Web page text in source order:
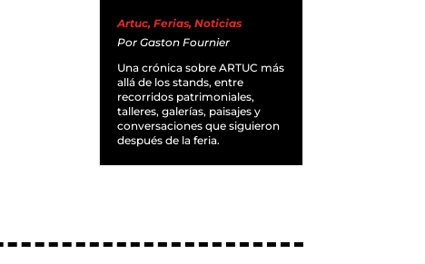
Artuc,Ferias,Noticias
PorGaston Fournier
Una crónica sobre ARTUC más
allá de los stands, entre
recorridos patrimoniales,
talleres, galerías, paisajes y
conversaciones que siguieron
después de la feria.